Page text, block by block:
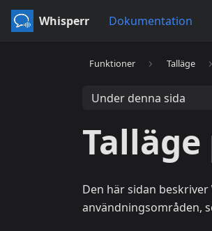
Whisperr Dokumentation
Funktioner Talläge
Under denna sida
Den här sidan beskriver
användningsområden,